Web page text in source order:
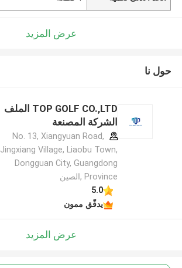
عرض المزيد
حول نا
TOP GOLF CO.,LTD الملف
الشركة المصنعة
No. 13, Xiangyuan Road,
Jingxiang Village, Liaobu Town,
Dongguan City, Guangdong
Province ,الصين
5.0
يدقّق ممون
عرض المزيد